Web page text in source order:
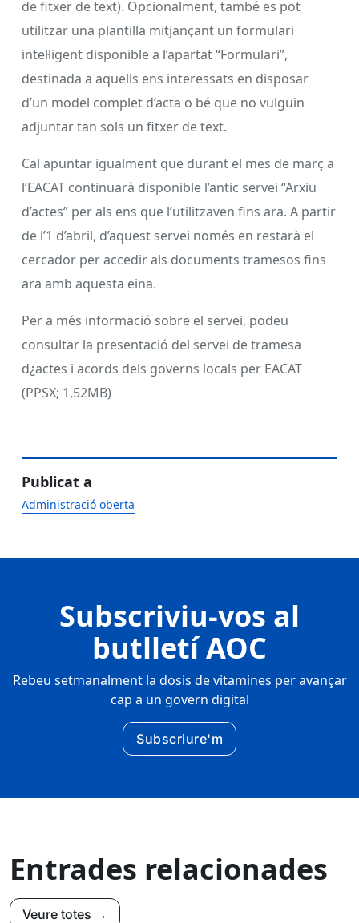
de fitxer de text). Opcionalment, també es pot
utilitzar una plantilla mitjançant un formulari
intel·ligent disponible a l’apartat “Formulari”,
destinada a aquells ens interessats en disposar
d’un model complet d’acta o bé que no vulguin
adjuntar tan sols un fitxer de text.
Cal apuntar igualment que durant el mes de març a
l’EACAT continuarà disponible l’antic servei “Arxiu
d’actes” per als ens que l’utilitzaven fins ara. A partir
de l’1 d’abril, d’aquest servei només en restarà el
cercador per accedir als documents tramesos fins
ara amb aquesta eina.
Per a més informació sobre el servei, podeu
consultar la presentació del servei de tramesa
d¿actes i acords dels governs locals per EACAT
(PPSX; 1,52MB)
Publicat a
Administració oberta
Subscriviu-vos al
butlletí AOC
Rebeu setmanalment la dosis de vitamines per avançar
cap a un govern digital
Subscriure'm
Entrades relacionades
Veure totes →